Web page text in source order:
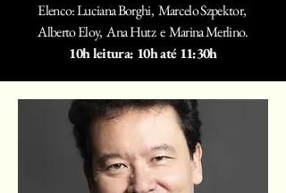
Elenco: Luciana Borghi, Marcelo Szpektor,
Alberto Eloy, Ana Hutz e Marina Merlino.
10h leitura: 10h até 11:30h